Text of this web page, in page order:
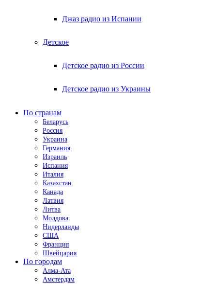
Джаз радио из Испании
Детское
Детское радио из России
Детское радио из Украины
По странам
Беларусь
Россия
Украина
Германия
Израиль
Испания
Италия
Казахстан
Канада
Латвия
Литва
Молдова
Нидерланды
США
Франция
Швейцария
По городам
Алма-Ата
Амстердам